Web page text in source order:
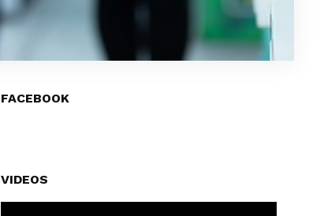
FACEBOOK
VIDEOS